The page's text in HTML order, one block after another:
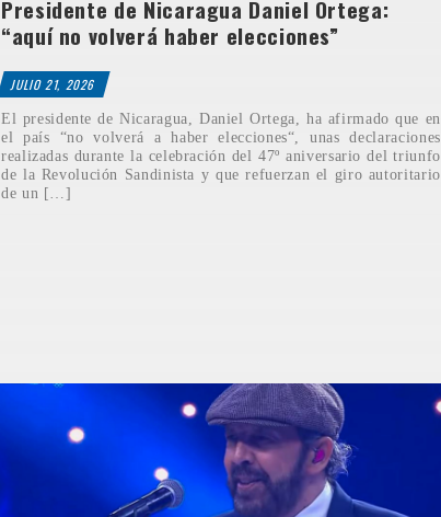
Presidente de Nicaragua Daniel Ortega:
“aquí no volverá haber elecciones”
JULIO 21, 2026
El presidente de Nicaragua, Daniel Ortega, ha afirmado que en
el país “no volverá a haber elecciones“, unas declaraciones
realizadas durante la celebración del 47º aniversario del triunfo
de la Revolución Sandinista y que refuerzan el giro autoritario
de un […]